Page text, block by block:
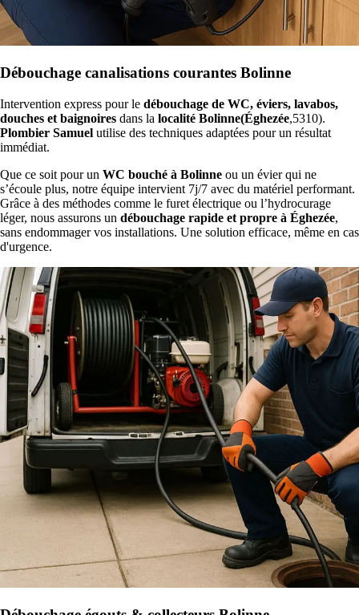
Débouchage canalisations courantes Bolinne
Intervention express pour le débouchage de WC, éviers, lavabos,
douches et baignoires dans la localité Bolinne(Éghezée,5310).
Plombier Samuel utilise des techniques adaptées pour un résultat
immédiat.
Que ce soit pour un WC bouché à Bolinne ou un évier qui ne
s’écoule plus, notre équipe intervient 7j/7 avec du matériel performant.
Grâce à des méthodes comme le furet électrique ou l’hydrocurage
léger, nous assurons un débouchage rapide et propre à Éghezée,
sans endommager vos installations. Une solution efficace, même en cas
d'urgence.